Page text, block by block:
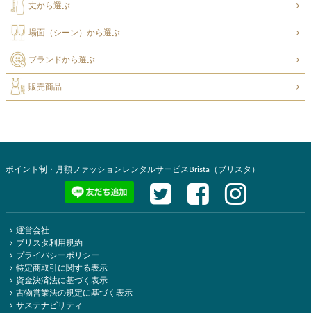
丈から選ぶ
場面（シーン）から選ぶ
ブランドから選ぶ
販売商品
ポイント制・月額ファッションレンタルサービスBrista（ブリスタ）
運営会社
ブリスタ利用規約
プライバシーポリシー
特定商取引に関する表示
資金決済法に基づく表示
古物営業法の規定に基づく表示
サステナビリティ